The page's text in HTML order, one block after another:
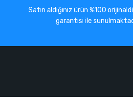
Satın aldığınız ürün %100
garantisi ile